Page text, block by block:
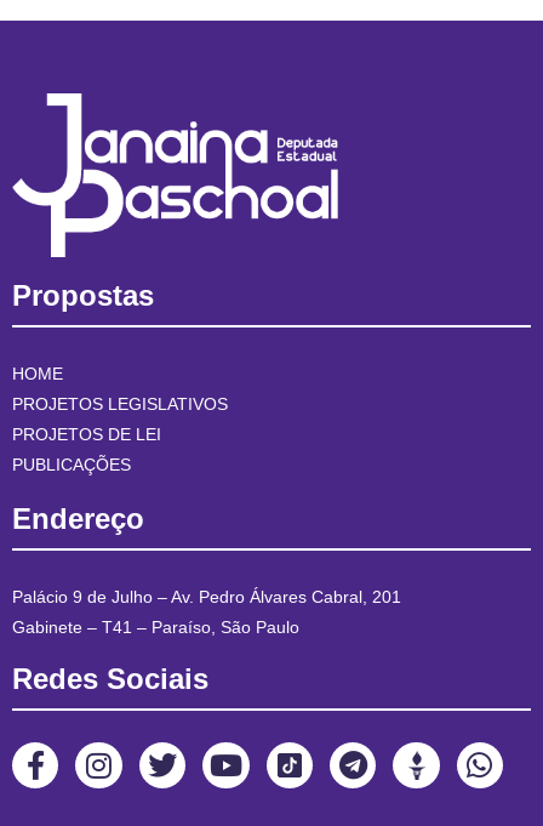
Propostas
HOME
PROJETOS LEGISLATIVOS
PROJETOS DE LEI
PUBLICAÇÕES
Endereço
Palácio 9 de Julho – Av. Pedro Álvares Cabral, 201
Gabinete – T41 – Paraíso, São Paulo
Redes Sociais